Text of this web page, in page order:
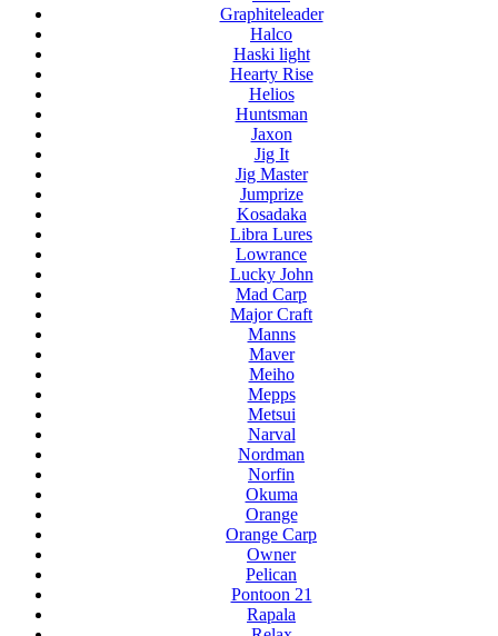
Graphiteleader
Halco
Haski light
Hearty Rise
Helios
Huntsman
Jaxon
Jig It
Jig Master
Jumprize
Kosadaka
Libra Lures
Lowrance
Lucky John
Mad Carp
Major Craft
Manns
Maver
Meiho
Mepps
Metsui
Narval
Nordman
Norfin
Okuma
Orange
Orange Carp
Owner
Pelican
Pontoon 21
Rapala